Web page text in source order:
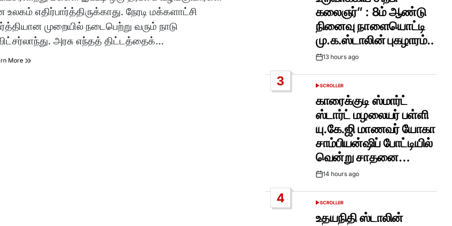
உலகம் எதிர்பார்த்திருக்காது. நேரடி மக்களாட்சி
முறையில் நடைபெற்று வரும் நாடு
அரசு எந்தத் திட்டத்தைக்…
More
கலைஞர்” : 8ம் ஆண்டு
நினைவு நாளையொட்டி
மு.க.ஸ்டாலின் புகழாரம்..
Post13 hours ago
3
POSTED
SCROLLER
காரைக்குடி ஸ்மார்ட்
ஸ்டார்ட் மழலையர் பள்ளி
யு.கே.ஜி மாணவர் யோகா
சாம்பியன்ஷிப் போட்டியில்
வென்று சாதனை…
Post14 hours ago
4
POSTED
SCROLLER
உதயநிதி ஸ்டாலின்